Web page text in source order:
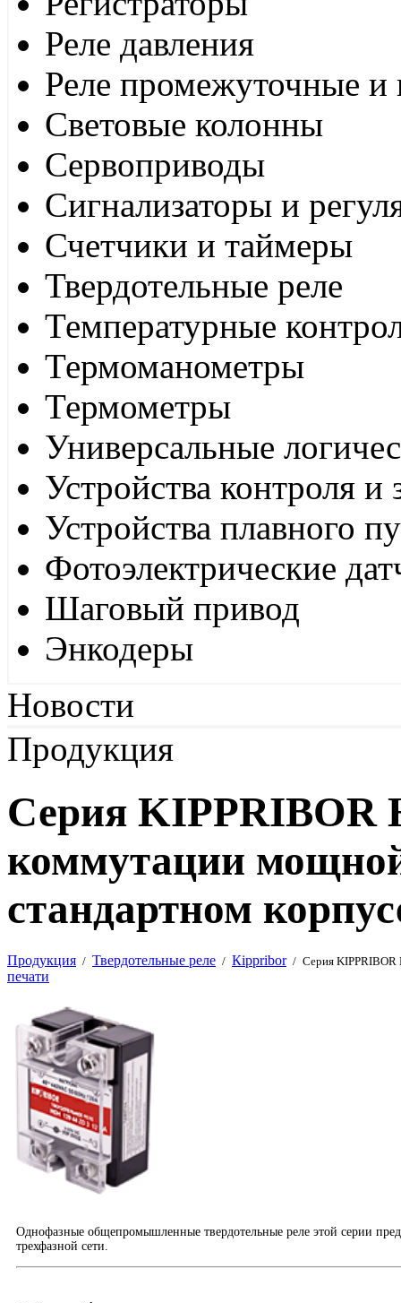
Реле давления
Реле промежуточные и
Световые колонны
Сервоприводы
Сигнализаторы и
Счетчики и таймеры
Твердотельные реле
Температурные
Термоманометры
Термометры
Универсальные
Устройства контроля
Устройства плавного
Фотоэлектрические
Шаговый привод
Энкодеры
Новости
Продукция
Серия KIPPRIBOR
коммутации
стандартном
Продукция / Твердотельные реле / Кippribor / Серия KIPPRIBOR
печати
Однофазные общепромышленные твердотельные реле этой серии
трехфазной сети.